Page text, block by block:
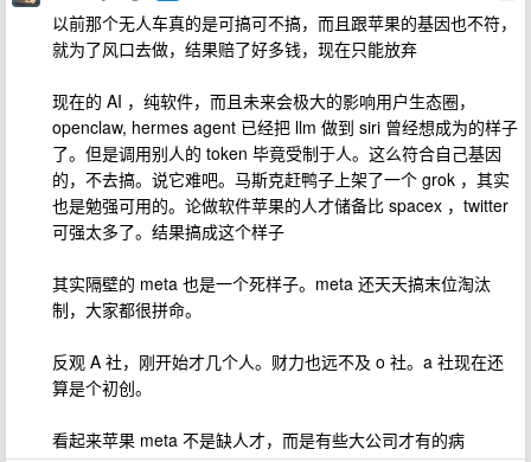
以前那个无人车真的是可搞可不搞，而且跟苹果的基因也不符，
就为了风口去做，结果赔了好多钱，现在只能放弃
现在的 AI ，纯软件，而且未来会极大的影响用户生态圈，
openclaw, hermes agent 已经把 llm 做到 siri 曾经想成为的样子
了。但是调用别人的 token 毕竟受制于人。这么符合自己基因
的，不去搞。说它难吧。马斯克赶鸭子上架了一个 grok ，其实
也是勉强可用的。论做软件苹果的人才储备比 spacex ，twitter
可强太多了。结果搞成这个样子
其实隔壁的 meta 也是一个死样子。meta 还天天搞末位淘汰
制，大家都很拼命。
反观 A 社，刚开始才几个人。财力也远不及 o 社。a 社现在还
算是个初创。
看起来苹果 meta 不是缺人才，而是有些大公司才有的病